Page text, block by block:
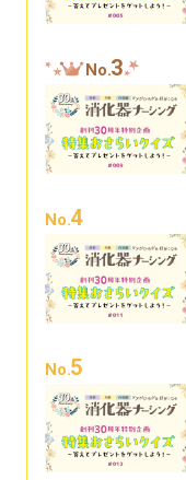
No.3
No.4
No.5